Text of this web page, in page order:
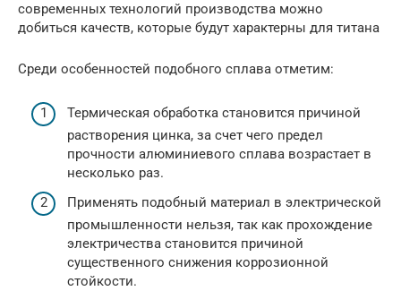
современных технологий производства можно
добиться качеств, которые будут характерны для титана
Среди особенностей подобного сплава отметим:
Термическая обработка становится причиной
растворения цинка, за счет чего предел
прочности алюминиевого сплава возрастает в
несколько раз.
Применять подобный материал в электрической
промышленности нельзя, так как прохождение
электричества становится причиной
существенного снижения коррозионной
стойкости.